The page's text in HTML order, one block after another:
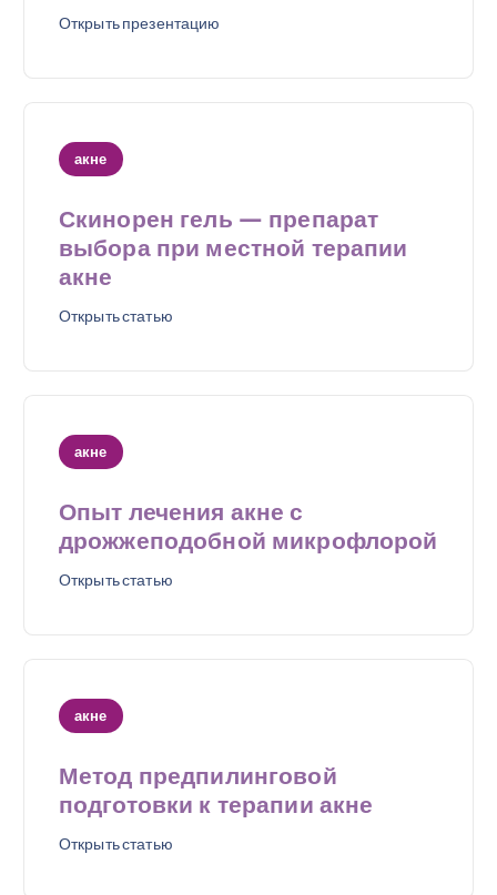
Открыть презентацию
акне
Скинорен гель — препарат
выбора при местной терапии
акне
Открыть статью
акне
Опыт лечения акне с
дрожжеподобной микрофлорой
Открыть статью
акне
Метод предпилинговой
подготовки к терапии акне
Открыть статью